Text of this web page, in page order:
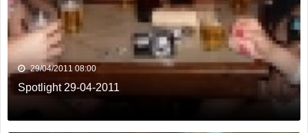
Ela não quis dizer quem era, mas acabou identificada no
TCO
29/04/2011 08:00
Spotlight 29-04-2011